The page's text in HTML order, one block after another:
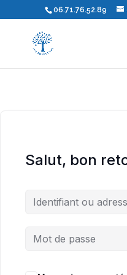
06.71.76.52.89
Salut, bon